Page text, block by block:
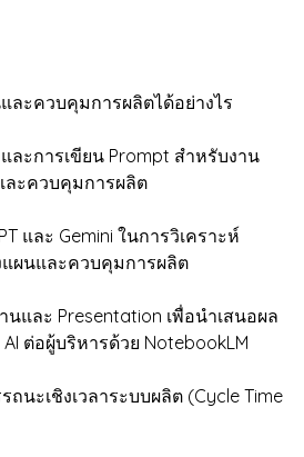
ละควบคุมการผลิตได้อย่างไร
ละการเขียน Prompt สำหรับงาน
ละควบคุมการผลิต
และ Gemini ในการวิเคราะห์
แผนและควบคุมการผลิต
นและ Presentation เพื่อนำเสนอผล
ต่อผู้บริหารด้วย NotebookLM
ถนะเชิงเวลาระบบผลิต (Cycle Time